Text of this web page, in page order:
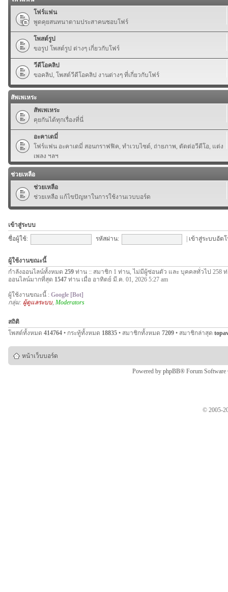
โฟร์แฟน
พูดคุยสนทนาตามประสาคนชอบโฟร์
โพสต์รูป
ขอรูป โพสต์รูป ต่างๆ เกี่ยวกับโฟร์
วีดีโอคลิป
ขอคลิป, โพสต์วีดีโอคลิป งานต่างๆ ที่เกี่ยวกับโฟร์
สัพเพเหระ
สัพเพเหระ
คุยกันได้ทุกเรื่องที่นี่
อะคาเดมี่
โฟร์แฟน อะคาเดมี่ สอนกราฟฟิค, ทำเวบไซต์, ถ่ายภาพ, ตัดต่อวีดีโอ, แต่ง
เพลง ฯลฯ
ช่วยเหลือ
ช่วยเหลือ
ช่วยเหลือ แก้ไขปัญหาในการใช้งานเวบบอร์ด
เข้าสู่ระบบ
ชื่อผู้ใช้:
รหัสผ่าน: เข้าสู่ระบบอัต
ผู้ใช้งานขณะนี้
กำลังออนไลน์ทั้งหมด 259 ท่าน :: สมาชิก 1 ท่าน, ไม่มีผู้ซ่อนตัว และ บุคคลทั่วไป 258
ออนไลน์มากที่สุด 1547 ท่าน เมื่อ อาทิตย์ มี.ค. 01, 2026 5:27 am
ผู้ใช้งานขณะนี้ : Google [Bot]
กลุ่ม: ผู้ดูแลระบบ, Moderators
สถิติ
โพสต์ทั้งหมด 414764 • กระทู้ทั้งหมด 18835 • สมาชิกทั้งหมด 7209 • สมาชิกล่าสุด
หน้าเว็บบอร์ด
Powered by phpBB® Forum
© 2005-